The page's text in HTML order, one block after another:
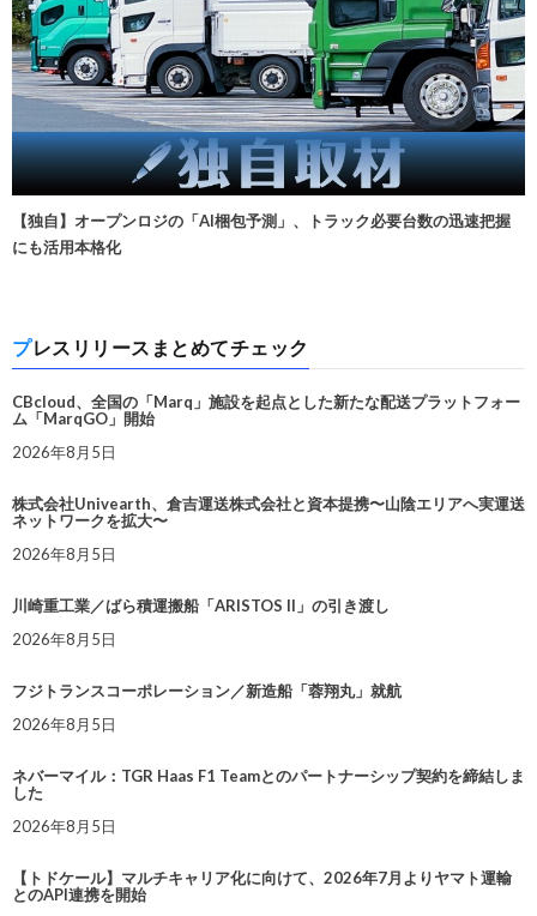
【独自】オープンロジの「AI梱包予測」、トラック必要台数の迅速把握
にも活用本格化
プレスリリースまとめてチェック
CBcloud、全国の「Marq」施設を起点とした新たな配送プラットフォー
ム「MarqGO」開始
2026年8月5日
株式会社Univearth、倉吉運送株式会社と資本提携〜山陰エリアへ実運送
ネットワークを拡大〜
2026年8月5日
川崎重工業／ばら積運搬船「ARISTOS II」の引き渡し
2026年8月5日
フジトランスコーポレーション／新造船「蓉翔丸」就航
2026年8月5日
ネバーマイル：TGR Haas F1 Teamとのパートナーシップ契約を締結しま
した
2026年8月5日
【トドケール】マルチキャリア化に向けて、2026年7月よりヤマト運輸
とのAPI連携を開始